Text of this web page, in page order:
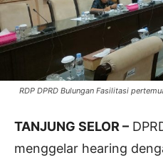
RDP DPRD Bulungan Fasilitasi
TANJUNG SELOR –
menggelar hearing